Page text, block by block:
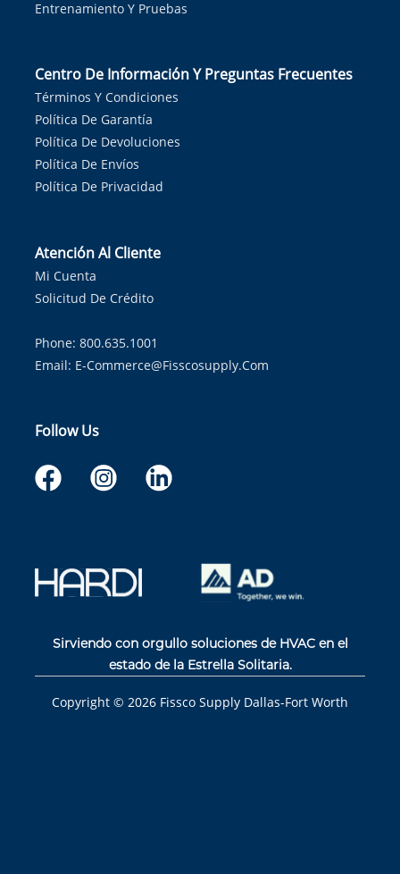
Entrenamiento Y Pruebas
Centro De Información Y Preguntas Frecuentes
Términos Y Condiciones
Política De Garantía
Política De Devoluciones
Política De Envíos
Política De Privacidad
Atención Al Cliente
Mi Cuenta
Solicitud De Crédito
Phone: 800.635.1001
Email: E-Commerce@fisscosupply.com
Follow Us
Sirviendo con orgullo soluciones de HVAC en el
estado de la Estrella Solitaria.
Copyright © 2026 Fissco Supply Dallas-Fort Worth